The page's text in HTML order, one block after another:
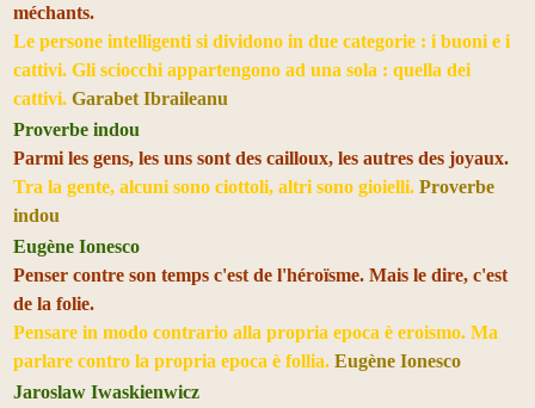
méchants.
Le persone intelligenti si dividono in due categorie : i buoni e i
cattivi. Gli sciocchi appartengono ad una sola : quella dei
cattivi. Garabet Ibraileanu
Proverbe indou
Parmi les gens, les uns sont des cailloux, les autres des joyaux.
Tra la gente, alcuni sono ciottoli, altri sono gioielli. Proverbe
indou
Eugène Ionesco
Penser contre son temps c'est de l'héroïsme. Mais le dire, c'est
de la folie.
Pensare in modo contrario alla propria epoca è eroismo. Ma
parlare contro la propria epoca è follia. Eugène Ionesco
Jaroslaw Iwaskienwicz